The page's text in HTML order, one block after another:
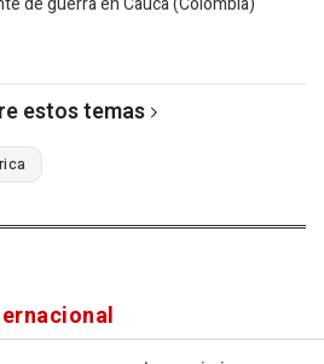
estos temas